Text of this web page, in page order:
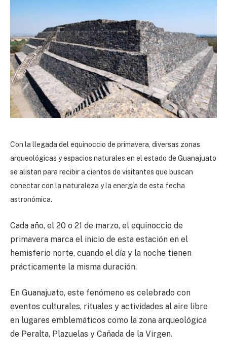
Con la llegada del equinoccio de primavera, diversas zonas
arqueológicas y espacios naturales en el estado de Guanajuato
se alistan para recibir a cientos de visitantes que buscan
conectar con la naturaleza y la energía de esta fecha
astronómica.
Cada año, el 20 o 21 de marzo, el equinoccio de
primavera marca el inicio de esta estación en el
hemisferio norte, cuando el día y la noche tienen
prácticamente la misma duración.
En Guanajuato, este fenómeno es celebrado con
eventos culturales, rituales y actividades al aire libre
en lugares emblemáticos como la zona arqueológica
de Peralta, Plazuelas y Cañada de la Virgen.